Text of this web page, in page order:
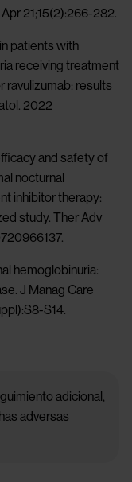
21;15(2):266-282.
patients with
receiving treatment
ravulizumab: results
2022
and safety of
nocturnal
inhibitor therapy:
study. Ther Adv
hemoglobinuria:
J Manag Care
S14.
adicional,
adversas